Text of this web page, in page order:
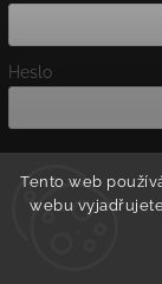
Tento web
webu
Heslo
Nová registrace